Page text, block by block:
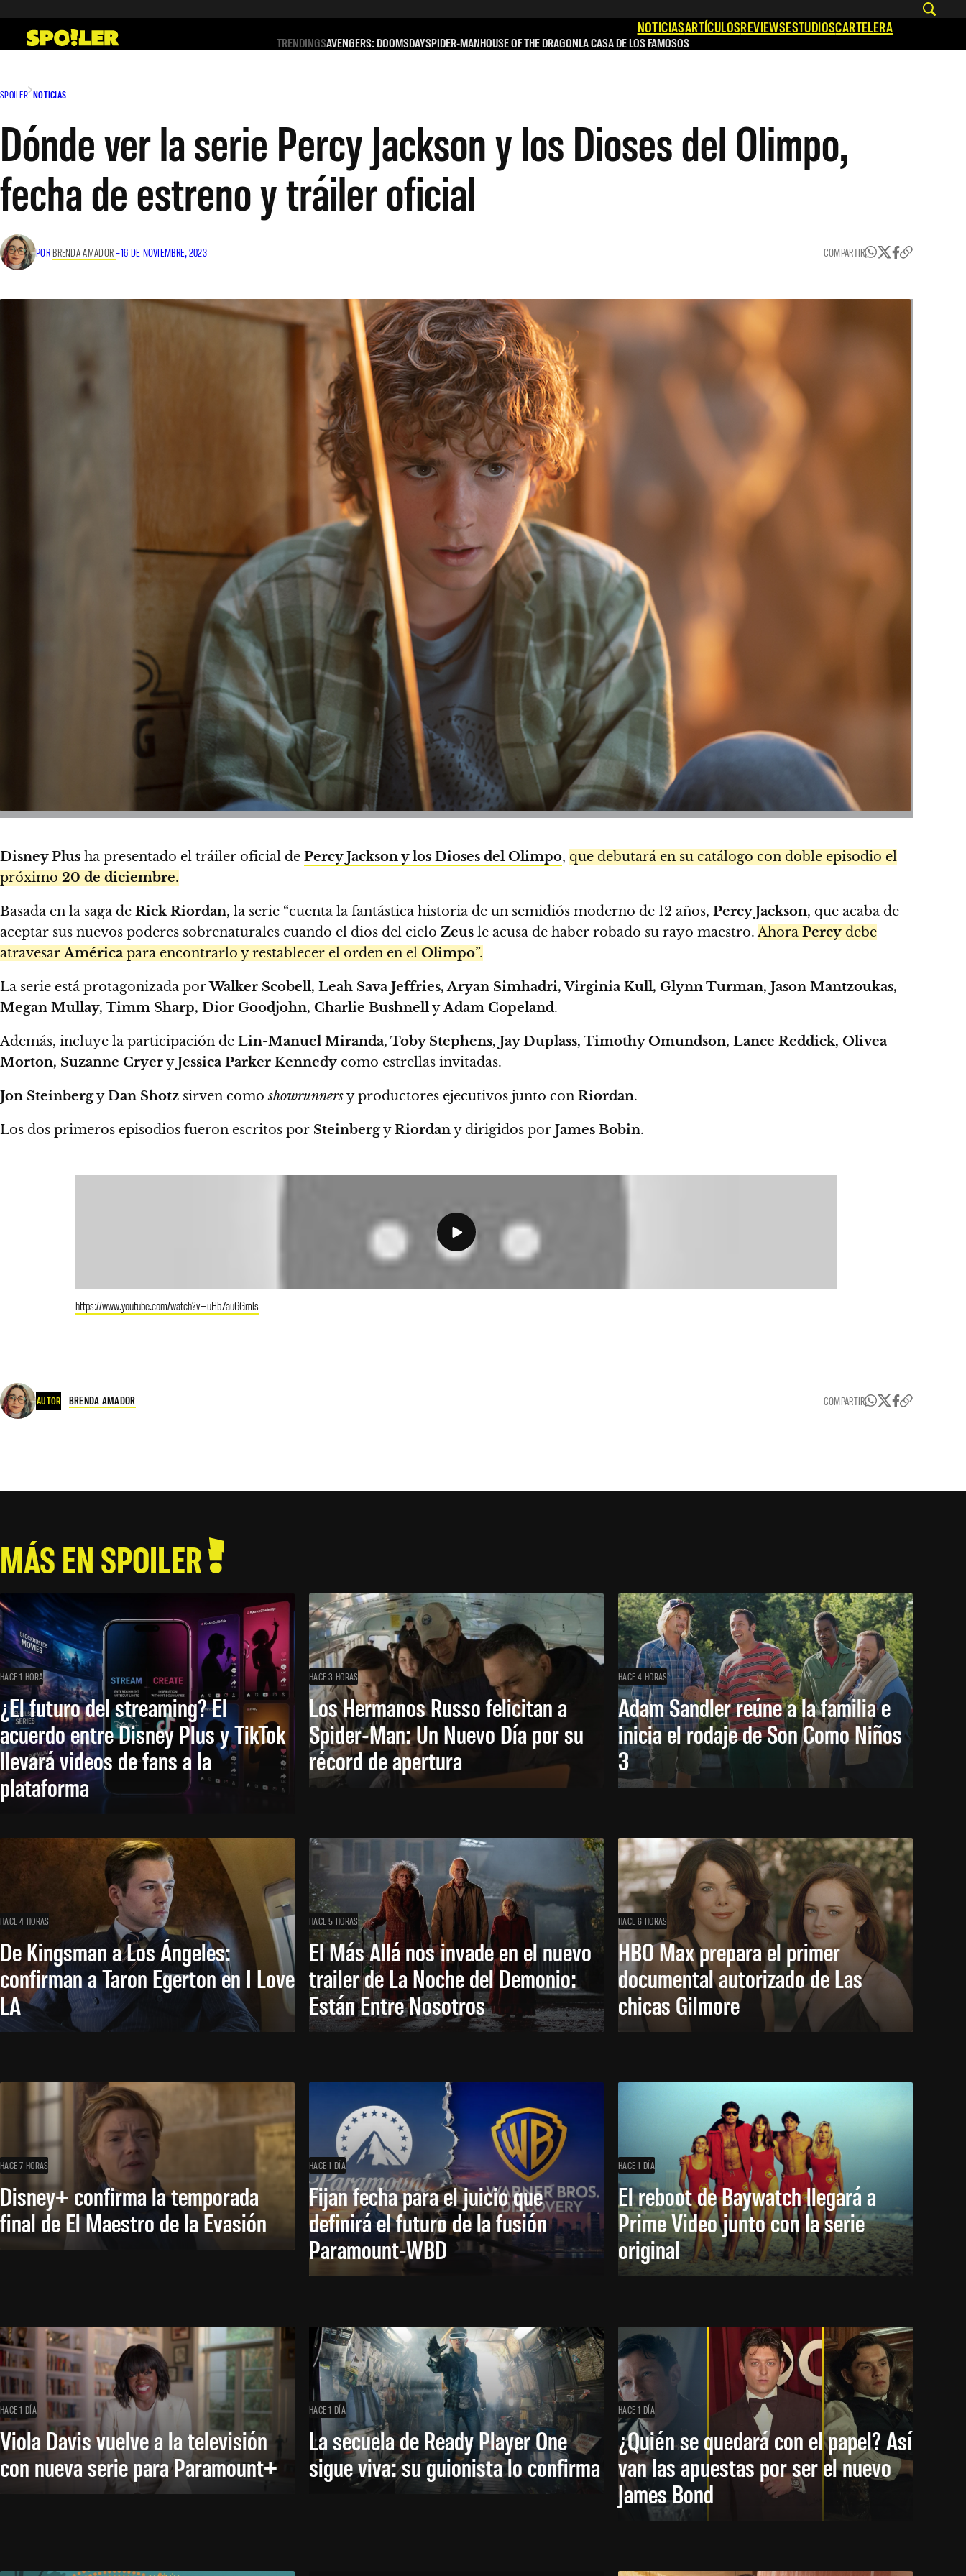
contenido
NOTICIASARTÍCULOSREVIEWSESTUDIOSCARTELERA
TRENDINGSAVENGERS: DOOMSDAYSPIDER-MANHOUSE OF THE DRAGONLA CASA DE LOS FAMOSOS
SPOILER NOTICIAS
Dónde ver la serie Percy Jackson y los Dioses del Olimpo,
fecha de estreno y tráiler oficial
POR BRENDA AMADOR–16 DE NOVIEMBRE, 2023 COMPARTIR
Disney Plus ha presentado el tráiler oficial de Percy Jackson y los Dioses del Olimpo, que debutará en su catálogo con doble episodio el
próximo 20 de diciembre.
Basada en la saga de Rick Riordan, la serie “cuenta la fantástica historia de un semidiós moderno de 12 años, Percy Jackson, que acaba de
aceptar sus nuevos poderes sobrenaturales cuando el dios del cielo Zeus le acusa de haber robado su rayo maestro. Ahora Percy debe
atravesarAmérica para encontrarlo y restablecer el orden en el Olimpo”.
La serie está protagonizada porWalker Scobell, Leah Sava Jeffries, Aryan Simhadri, Virginia Kull, Glynn Turman, Jason Mantzoukas,
Megan Mullay, Timm Sharp, Dior Goodjohn, Charlie BushnellyAdam Copeland.
Además, incluye la participación de Lin-Manuel Miranda, Toby Stephens, Jay Duplass, Timothy Omundson, Lance Reddick, Olivea
Morton, Suzanne CryeryJessica Parker Kennedy como estrellas invitadas.
Jon SteinbergyDan Shotz sirven comoshowrunnersy productores ejecutivos junto con Riordan.
Los dos primeros episodios fueron escritos por SteinbergyRiordany dirigidos por James Bobin.
https://www.youtube.com/watch?v=uHb7au6Gmls
AUTOR BRENDA AMADOR COMPARTIR
MÁS EN SPOILER
HACE 1 HORA
¿El futuro del streaming? El
acuerdo entre Disney Plus y TikTok
llevará videos de fans a la
plataforma
HACE 3 HORAS
Los Hermanos Russo felicitan a
Spider-Man: Un Nuevo Día por su
récord de apertura
HACE 4 HORAS
Adam Sandler reúne a la familia e
inicia el rodaje de Son Como Niños
3
HACE 4 HORAS
De Kingsman a Los Ángeles:
confirman a Taron Egerton en I Love
LA
HACE 5 HORAS
El Más Allá nos invade en el nuevo
trailer de La Noche del Demonio:
Están Entre Nosotros
HACE 6 HORAS
HBO Max prepara el primer
documental autorizado de Las
chicas Gilmore
HACE 7 HORAS
Disney+ confirma la temporada
final de El Maestro de la Evasión
HACE 1 DÍA
Fijan fecha para el juicio que
definirá el futuro de la fusión
Paramount-WBD
HACE 1 DÍA
El reboot de Baywatch llegará a
Prime Video junto con la serie
original
HACE 1 DÍA
Viola Davis vuelve a la televisión
con nueva serie para Paramount+
HACE 1 DÍA
La secuela de Ready Player One
sigue viva: su guionista lo confirma
HACE 1 DÍA
¿Quién se quedará con el papel? Así
van las apuestas por ser el nuevo
James Bond